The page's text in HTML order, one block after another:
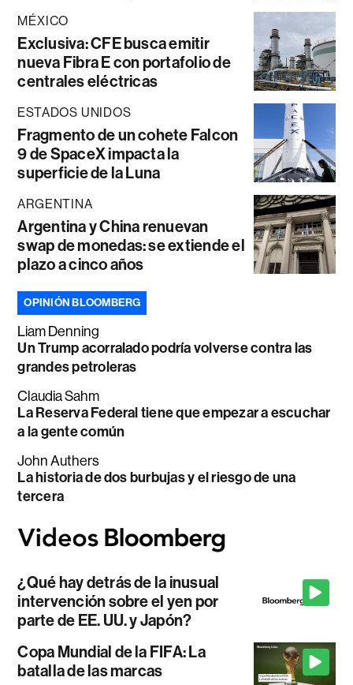
MÉXICO
Exclusiva: CFE busca emitir
nueva Fibra E con portafolio de
centrales eléctricas
ESTADOS UNIDOS
Fragmento de un cohete Falcon
9 de SpaceX impacta la
superficie de la Luna
ARGENTINA
Argentina y China renuevan
swap de monedas: se extiende el
plazo a cinco años
OPINIÓN BLOOMBERG
Liam Denning
Un Trump acorralado podría volverse contra las
grandes petroleras
Claudia Sahm
La Reserva Federal tiene que empezar a escuchar
a la gente común
John Authers
La historia de dos burbujas y el riesgo de una
tercera
¿Qué hay detrás de la inusual
intervención sobre el yen por
parte de EE. UU. y Japón?
Copa Mundial de la FIFA: La
batalla de las marcas